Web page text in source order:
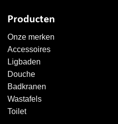
Producten
Onze merken
Accessoires
Ligbaden
Douche
Badkranen
Wastafels
Toilet